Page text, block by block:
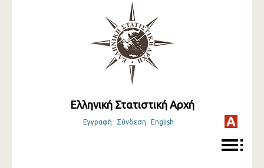
Ελληνική Στατιστική Αρχή
Εγγραφή Σύνδεση English